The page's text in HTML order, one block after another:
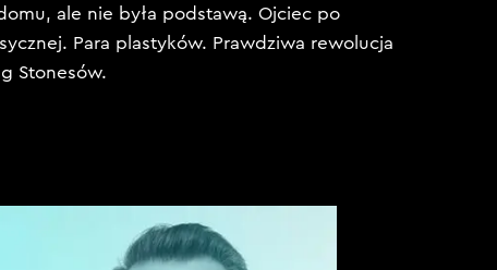
ale nie była podstawą. Ojciec po
Para plastyków. Prawdziwa rewolucja
Stonesów.